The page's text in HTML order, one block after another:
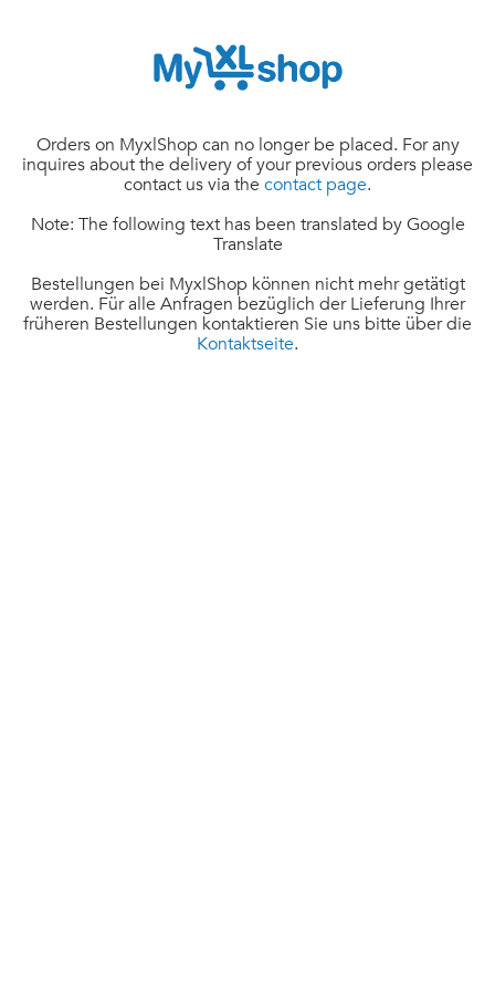
Orders on MyxlShop can no longer be placed. For any
inquires about the delivery of your previous orders please
contact us via the contact page.
Note: The following text has been translated by Google
Translate
Bestellungen bei MyxlShop können nicht mehr getätigt
werden. Für alle Anfragen bezüglich der Lieferung Ihrer
früheren Bestellungen kontaktieren Sie uns bitte über die
Kontaktseite.